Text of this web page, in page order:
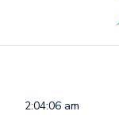
2:04:06 am